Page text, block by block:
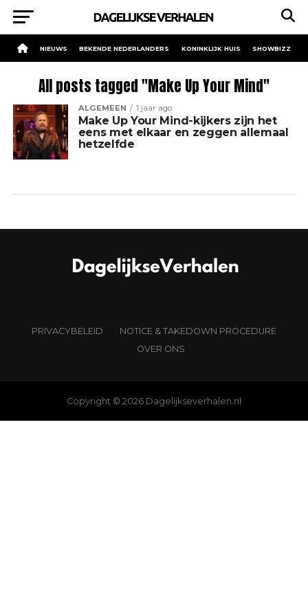
NIEUWS BEKENDE NEDERLANDERS KONINKLIJK HUIS SHOWBIZZ
All posts tagged "Make Up Your Mind"
ALGEMEEN 1 jaar ago
Make Up Your Mind-kijkers zijn het
eens met elkaar en zeggen allemaal
hetzelfde
PRIVACYBELEID
NOTICE & TAKEDOWN PROCEDURE
OVER ONS
Copyright © 2026 Dagelijkseverhalen.nl